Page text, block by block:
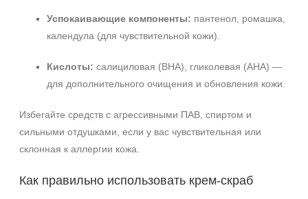
Успокаивающие компоненты: пантенол, ромашка,
календула (для чувствительной кожи).
Кислоты: салициловая (BHA), гликолевая (AHA) —
для дополнительного очищения и обновления кожи.
Избегайте средств с агрессивными ПАВ, спиртом и
сильными отдушками, если у вас чувствительная или
склонная к аллергии кожа.
Как правильно использовать крем‑скраб